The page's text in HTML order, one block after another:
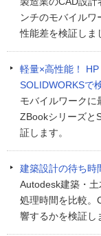
ンチのモバイル
性能差を検証しま
軽量×高性能！
SOLIDWORKSで
モバイルワークに
ZBookシリーズと
証します。
建築設計の待ち時
Autodesk建築・
処理時間を比較。
響するかを検証し